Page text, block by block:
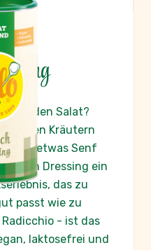
für jeden Salat?
Kräutern
und etwas Senf
Dressing ein
das zu
passt wie zu
- ist das
laktosefrei und